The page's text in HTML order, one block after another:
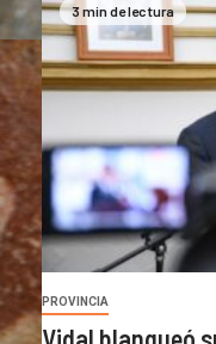
3 min de lectura
PROVINCIA